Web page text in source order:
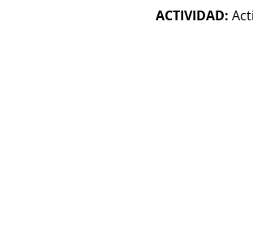
ACTIVIDAD: